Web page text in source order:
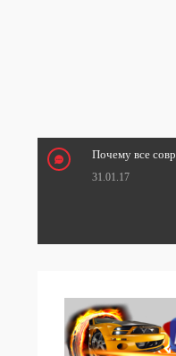
Почему все
31.01.17